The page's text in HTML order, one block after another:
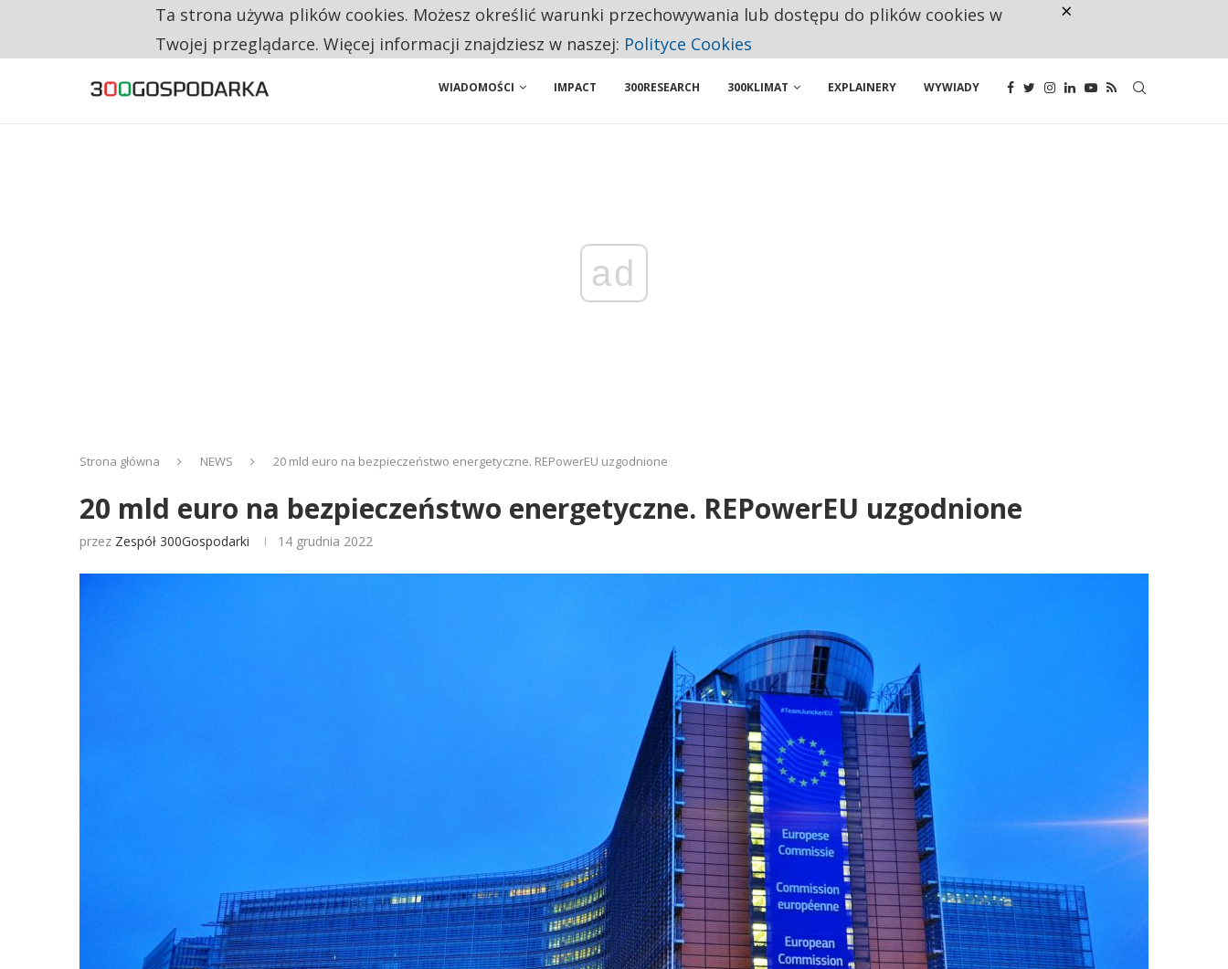
CO TRZECIĄ ZŁOTÓWKĘ Z EMERYTURY SENIORZY PRZEZNACZAJĄ NA PODSTAWOWE ZAKUPY
WIADOMOŚCI IMPACT 300RESEARCH 300KLIMAT EXPLAINERY WYWIADY
ad
Strona główna NEWS 20 mld euro na bezpieczeństwo energetyczne. REPowerEU uzgodnione
20 mld euro na bezpieczeństwo energetyczne. REPowerEU uzgodnione
przez Zespół 300Gospodarki 14 grudnia 2022
Ta strona używa plików cookies. Możesz określić warunki przechowywania lub dostępu do plików cookies w
Twojej przeglądarce. Więcej informacji znajdziesz w naszej: Polityce Cookies
×